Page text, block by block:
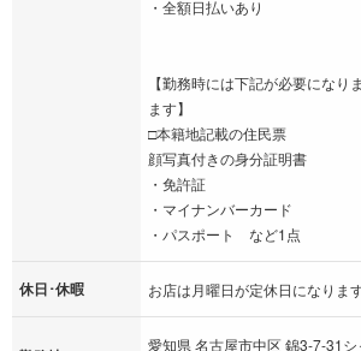
・全額日払いあり
【勤務時には下記が必要になり
ます】
□本籍地記載の住民票
顔写真付きの身分証明書
・免許証
・マイナンバーカード
・パスポート など1点
休日･休暇 お店は月曜日が定休日になります
愛知県 名古屋市中区 錦3-7-31